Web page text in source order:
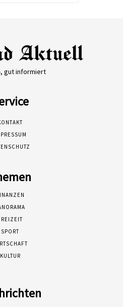
gut informiert
SPORT
KULTUR